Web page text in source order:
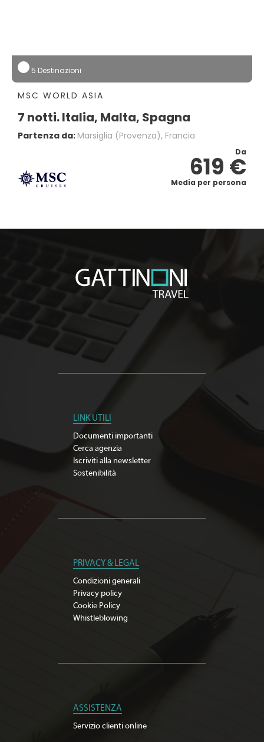
5 Destinazioni
MSC WORLD ASIA
7 notti. Italia, Malta, Spagna
Partenza da: Marsiglia (provenza), Francia
Da
619 €
Media per persona
LINK UTILI
Documenti importanti
Cerca agenzia
Iscriviti alla newsletter
Sostenibilità
PRIVACY & LEGAL
Condizioni generali
Privacy policy
Cookie Policy
Whistleblowing
ASSISTENZA
Servizio clienti online